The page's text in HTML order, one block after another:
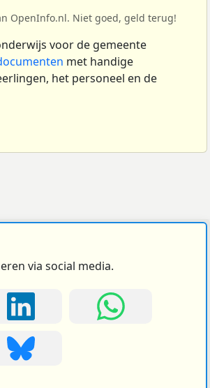
OpenInfo.nl. Niet goed, geld terug!
voor de gemeente
met handige
het personeel en de
via social media.